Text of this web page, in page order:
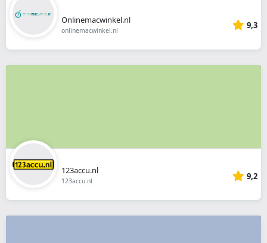
Onlinemacwinkel.nl
onlinemacwinkel.nl 9,3
123accu.nl
123accu.nl 9,2